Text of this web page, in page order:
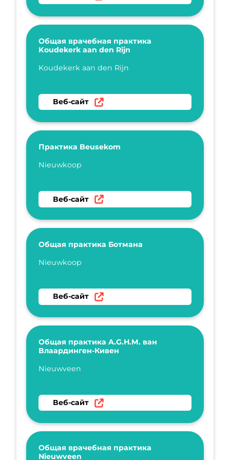
Общая врачебная практика
Koudekerk aan den Rijn
Укажите имя
Koudekerk aan den Rijn
Перейти на веб-сайт Общая врачебная
Веб-сайт
Практика Beusekom
Укажите имя
Nieuwkoop
Перейти на веб-сайт Практика Beusekom
Веб-сайт
Общая практика Ботмана
Укажите имя
Nieuwkoop
Перейти на веб-сайт Общая практика
Веб-сайт
Общая практика A.G.H.M. ван
Влаардинген-Кивен
Укажите имя
Nieuwveen
Перейти на веб-сайт Общая практика
Веб-сайт
Общая врачебная практика
Nieuwveen